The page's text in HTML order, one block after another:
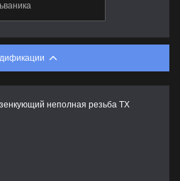
неполная резьба TX